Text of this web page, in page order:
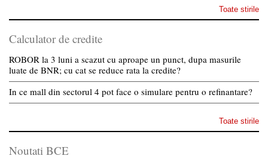
Toate stirile
Calculator de credite
ROBOR la 3 luni a scazut cu aproape un punct, dupa masurile
luate de BNR; cu cat se reduce rata la credite?
In ce mall din sectorul 4 pot face o simulare pentru o refinantare?
Toate stirile
Noutati BCE